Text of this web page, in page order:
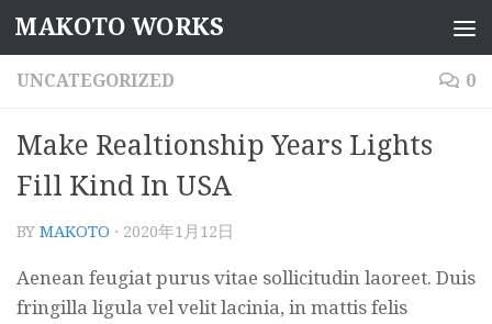
コンテンツへスキップ
MAKOTO WORKS
UNCATEGORIZED 0
Make Realtionship Years Lights
Fill Kind In USA
BY MAKOTO · 2020年1月12日
Aenean feugiat purus vitae sollicitudin laoreet. Duis
fringilla ligula vel velit lacinia, in mattis felis